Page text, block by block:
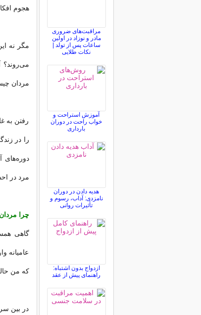
هجوم
مگر نه
می‌روند؟
مردان
رفتن به
را در
دوره‌های
مرد در
چرا
گاهی
عامیانه
که من
در بین
مراقبت‌های ضروری
مادر و نوزاد در اولین
ساعات پس از تولد |
نکات طلایی
آموزش استراحت و
خواب راحت در دوران
بارداری
هدیه دادن در دوران
نامزدی: آداب، رسوم و
تأثیرات روانی
ازدواج بدون اشتباه:
راهنمای پیش از عقد